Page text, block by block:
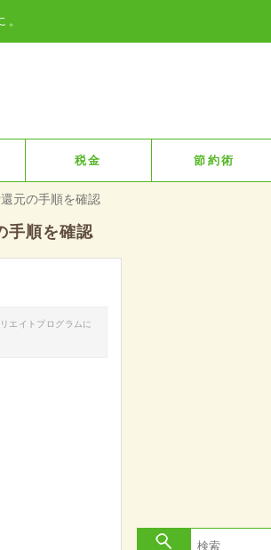
税金 節約術
元の手順を確認
手順を確認
エイトプログラムに